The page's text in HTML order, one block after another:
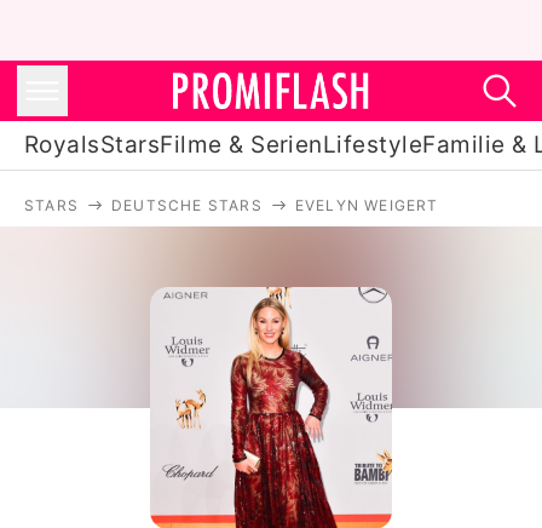
RoyalsStarsFilme & SerienLifestyleFamilie &
Filme & Serien
Lifestyle
Familie & Liebe
Promiflash Exklusiv
STARS DEUTSCHE STARS EVELYN WEIGERT